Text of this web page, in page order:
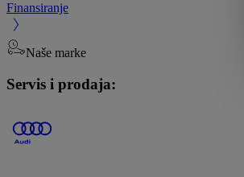
Finansiranje
Naše marke
Servis i prodaja: